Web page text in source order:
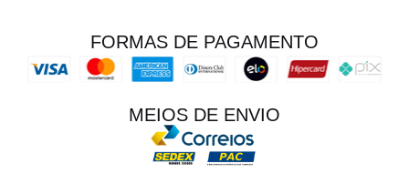
FORMAS DE PAGAMENTO
MEIOS DE ENVIO